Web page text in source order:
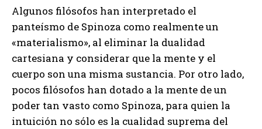
Algunos filósofos han interpretado el
panteísmo de Spinoza como realmente un
«materialismo», al eliminar la dualidad
cartesiana y considerar que la mente y el
cuerpo son una misma sustancia. Por otro lado,
pocos filósofos han dotado a la mente de un
poder tan vasto como Spinoza, para quien la
intuición no sólo es la cualidad suprema del